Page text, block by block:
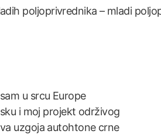
poljoprivrednika – mladi
u srcu Europe
i moj projekt održivog
uzgoja autohtone crne